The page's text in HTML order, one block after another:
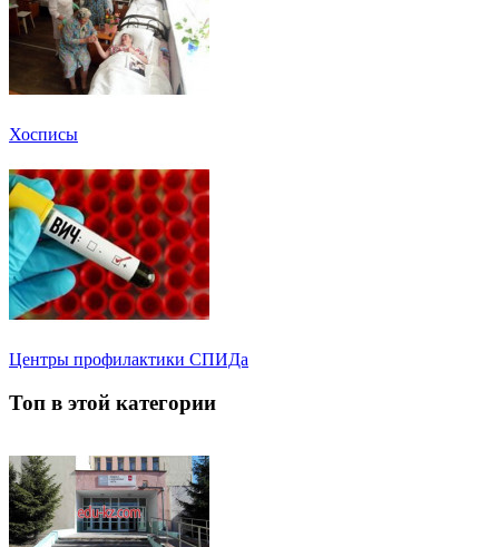
Хосписы
Центры профилактики СПИДа
Топ в этой категории